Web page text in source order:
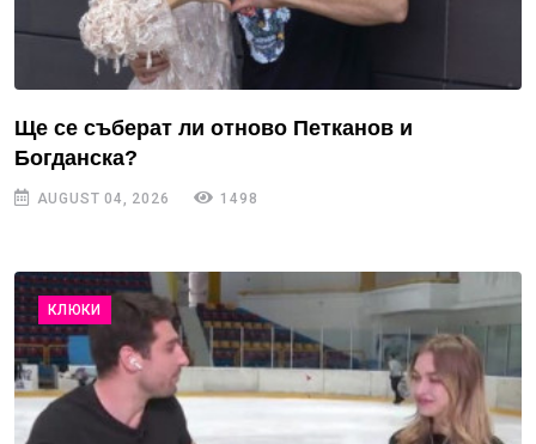
Ще се съберат ли отново Петканов и
Богданска?
AUGUST 04, 2026 1498
КЛЮКИ